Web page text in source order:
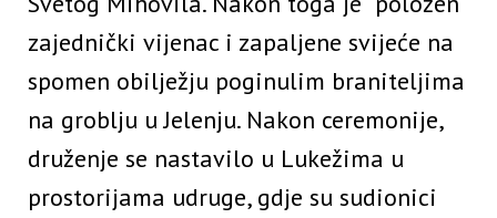
zajednički vijenac i zapaljene svijeće na
spomen obilježju poginulim braniteljima
na groblju u Jelenju. Nakon ceremonije,
druženje se nastavilo u Lukežima u
prostorijama udruge, gdje su sudionici